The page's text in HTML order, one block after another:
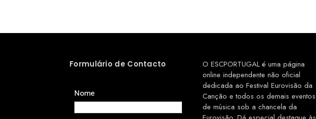
Formulário de Contacto
Nome
O ESCPORTUGAL é uma página
online independente não oficial
dedicada ao Festival Eurovisão da
Canção e todos os demais eventos
de música sob a chancela da